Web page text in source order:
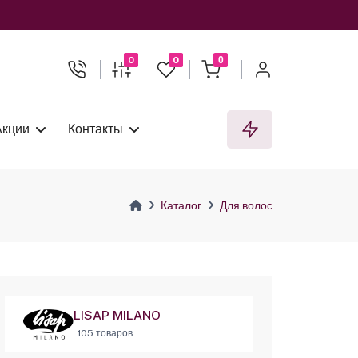
0 0 0
Контакты
Каталог Для волос
LISAP MILANO
105 товаров